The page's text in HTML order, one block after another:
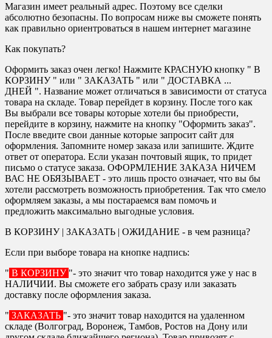
Магазин имеет реальный адрес. Поэтому все сделки
абсолютно безопасны. По вопросам ниже вы сможете понять
как правильно ориентроваться в нашем интернет магазине
Как покупать?
Оформить заказ очен легко! Нажмите КРАСНУЮ кнопку " В
КОРЗИНУ " или " ЗАКАЗАТЬ " или " ДОСТАВКА ...
ДНЕЙ ". Название может отличаться в зависимости от статуса
товара на складе. Товар перейдет в корзину. После того как
Вы выбрали все товары которые хотели бы приобрести,
перейдите в корзину, нажмите на кнопку "Оформить заказ".
После введите свои данные которые запросит сайт для
оформления. Запомните номер заказа или запишите. Ждите
ответ от оператора. Если указан почтовый ящик, то придет
письмо о статусе заказа. ОФОРМЛЕНИЕ ЗАКАЗА НИЧЕМ
ВАС НЕ ОБЯЗЫВАЕТ - это лишь просто означает, что вы бы
хотели рассмотреть возможность приобретения. Так что смело
оформляем заказы, а мы постараемся вам помочь и
предложить максимально выгодные условия.
В КОРЗИНУ | ЗАКАЗАТЬ | ОЖИДАНИЕ - в чем разница?
Если при выборе товара на кнопке надпись:
" В КОРЗИНУ "- это значит что товар находится уже у нас в
НАЛИЧИИ. Вы сможете его забрать сразу или заказать
доставку после оформления заказа.
" ЗАКАЗАТЬ "- это значит товар находится на удаленном
складе (Волгоград, Воронеж, Тамбов, Ростов на Дону или